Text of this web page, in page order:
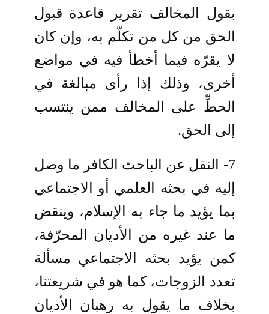
بقول المخالف تقرير قاعدة قبول
الحق من كل من تكلّم به، وإن كان
لا يقرّه فيما أخطأ فيه في مواضع
أخرى، وذلك إذا رأى مبالغة في
الحطِّ على المخالف ممن ينتسب
إلى الحق.
7- النقل عن الباحث الكافر ما وصل
إليه في بحثه العلمي أو الاجتماعي
بما يؤيد ما جاء به الإسلام، وينقض
ما عند غيره من الأديان المحرّفة،
كمن يؤيد بحثه الاجتماعي مسألة
تعدد الزوجات، كما هو في شريعتنا،
بخلاف ما يقول به رهبان الأديان